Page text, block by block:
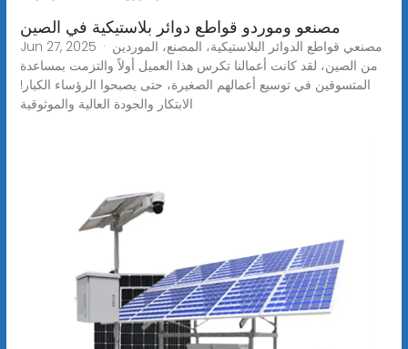
مصنعو وموردو قواطع دوائر بلاستيكية في الصين
Jun 27, 2025 · مصنعي قواطع الدوائر البلاستيكية، المصنع، الموردين
من الصين، لقد كانت أعمالنا تكرس هذا العميل أولاً والتزمت بمساعدة
المتسوقين في توسيع أعمالهم الصغيرة، حتى يصبحوا الرؤساء الكبار!
الابتكار والجودة العالية والموثوقية